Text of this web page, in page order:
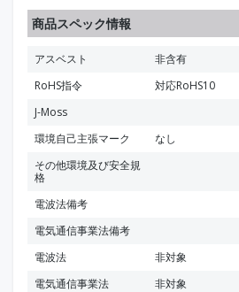
商品スペック情報
アスベスト
非含有
RoHS指令
対応RoHS10
J-Moss
環境自己主張マーク
なし
その他環境及び安全規
格
電波法備考
電気通信事業法備考
電波法
非対象
電気通信事業法
非対象